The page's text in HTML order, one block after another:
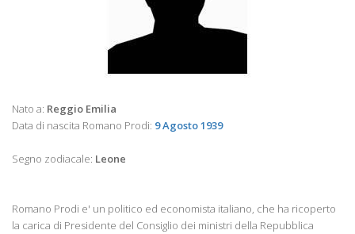
Nato a: Reggio Emilia
Data di nascita Romano Prodi: 9 Agosto 1939
Segno zodiacale: Leone
Romano Prodi e' un politico ed economista italiano, che ha ricoperto
la carica di Presidente del Consiglio dei ministri della Repubblica